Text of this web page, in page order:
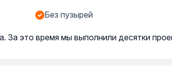
Без пузырей
За это время мы выполнили десятки